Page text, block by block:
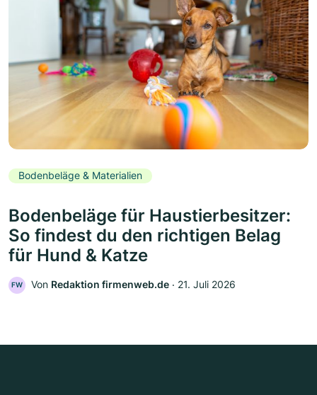
Bodenbeläge & Materialien
Bodenbeläge für Haustierbesitzer:
So findest du den richtigen Belag
für Hund & Katze
FW Von Redaktion firmenweb.de ‧ 21. Juli 2026